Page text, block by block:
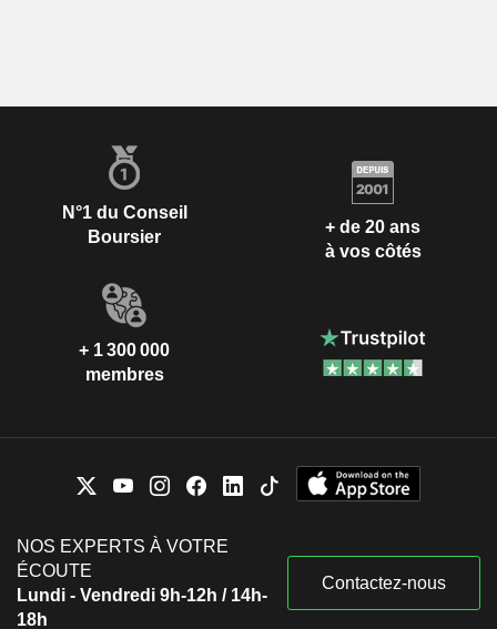
N°1 du Conseil
Boursier
+ de 20 ans
à vos côtés
+ 1 300 000
membres
NOS EXPERTS À VOTRE
ÉCOUTE
Lundi - Vendredi 9h-12h / 14h-
18h
Contactez-nous